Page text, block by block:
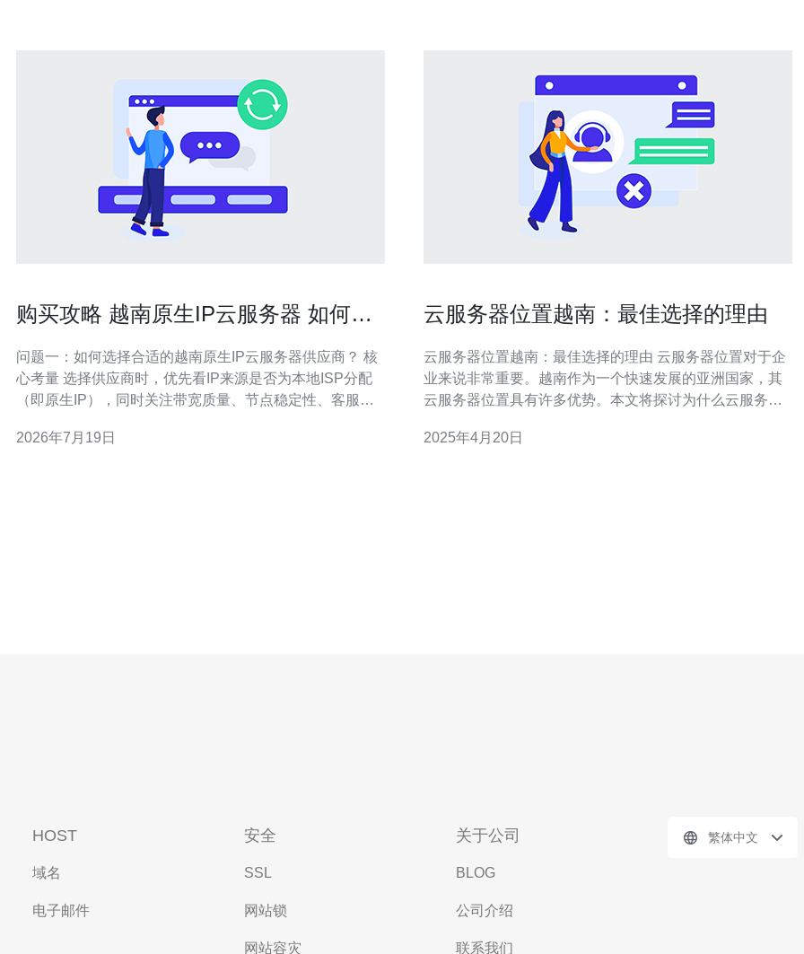
购买攻略 越南原生IP云服务器 如何避
问题一：如何选择合适的越南原生IP云服务器供应商？ 核
心考量 选择供应商时，优先看IP来源是否为本地ISP分配
（即原生IP），同时关注带宽质量、节点稳定性、客服响
识别为异常，但也要核实供应商是否能提供独立公网IP与
2026年7月19日
云服务器位置越南：最佳选择的理由
云服务器位置越南：最佳选择的理由 云服务器位置对于企
业来说非常重要。越南作为一个快速发展的亚洲国家，其
云服务器位置具有许多优势。本文将探讨为什么云服务器
优越。它与中国、老挝、柬埔寨等国家接壤，这使得越南
2025年4月20日
HOST
域名
电子邮件
安全
SSL
网站锁
网站容灾
关于公司
BLOG
公司介绍
联系我们
繁体中文